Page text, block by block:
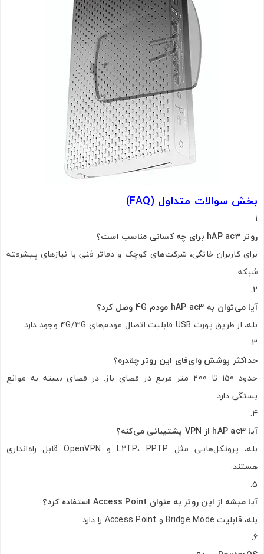
بخش سوالات متداول (FAQ)
روتر hAP ac3 برای چه کسانی مناسب است؟
برای کاربران خانگی، شرکت‌های کوچک و دفاتر فنی با نیازهای پیشرفته
شبکه.
آیا می‌توان به hAP ac3 مودم 4G وصل کرد؟
بله، از طریق پورت USB قابلیت اتصال مودم‌های 4G/3G وجود دارد.
حداکثر پوشش وای‌فای این روتر چقدره؟
حدود 150 تا 200 متر مربع در فضای باز. در فضای بسته به موانع
بستگی دارد.
آیا hAP ac3 از VPN پشتیبانی می‌کنه؟
بله، پروتکل‌هایی مثل L2TP، PPTP و OpenVPN قابل راه‌اندازی
هستند.
آیا میشه از این روتر به عنوان Access Point استفاده کرد؟
بله، قابلیت Bridge Mode و Access Point را دارد.